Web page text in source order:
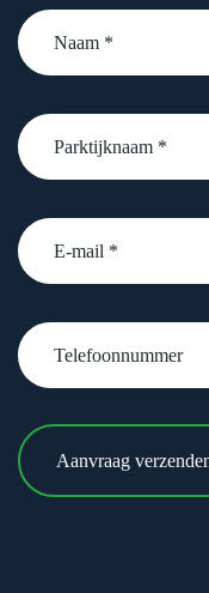
Naam
*
Parktijknaam
*
email
Telefoonnummer